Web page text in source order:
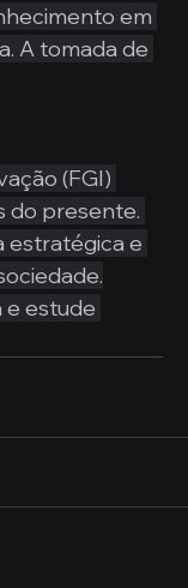
em
A tomada de
(FGI)
do presente.
estratégica e
e estude